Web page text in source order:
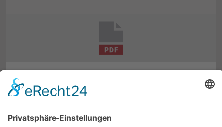
BILDERGALERIE · 9 ABBILDUNGEN